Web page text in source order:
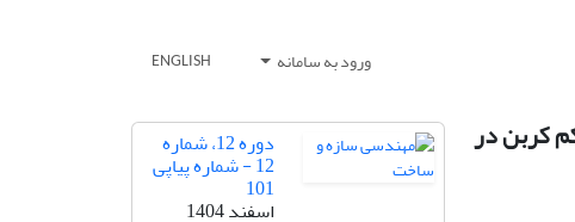
ورود به سامانه ENGLISH
کربن در دوره 12، شماره
12 - شماره پیاپی
101
اسفند 1404